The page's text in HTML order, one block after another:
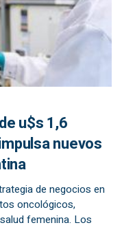
u$s 1,6
nuevos
de negocios en
oncológicos,
femenina. Los